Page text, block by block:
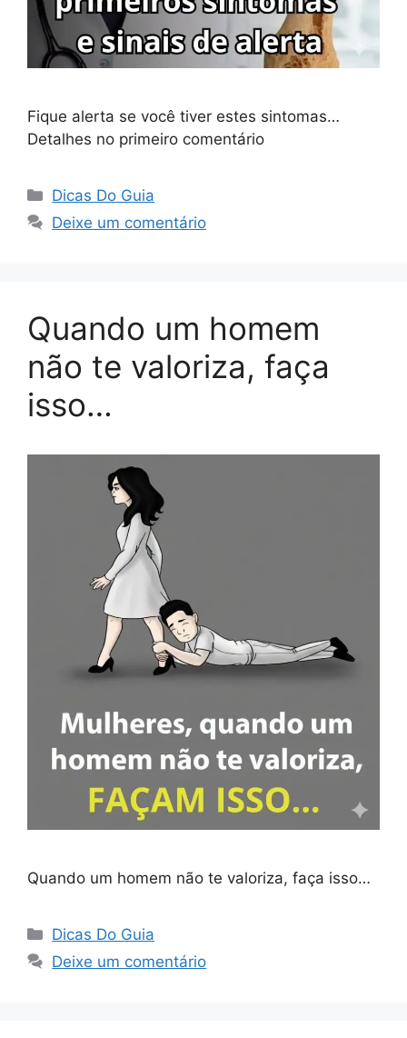
Fique alerta se você tiver estes sintomas…
Detalhes no primeiro comentário
Categorias
Dicas Do Guia
Deixe um comentário
Quando um homem
não te valoriza, faça
isso…
Quando um homem não te valoriza, faça isso…
Categorias
Dicas Do Guia
Deixe um comentário